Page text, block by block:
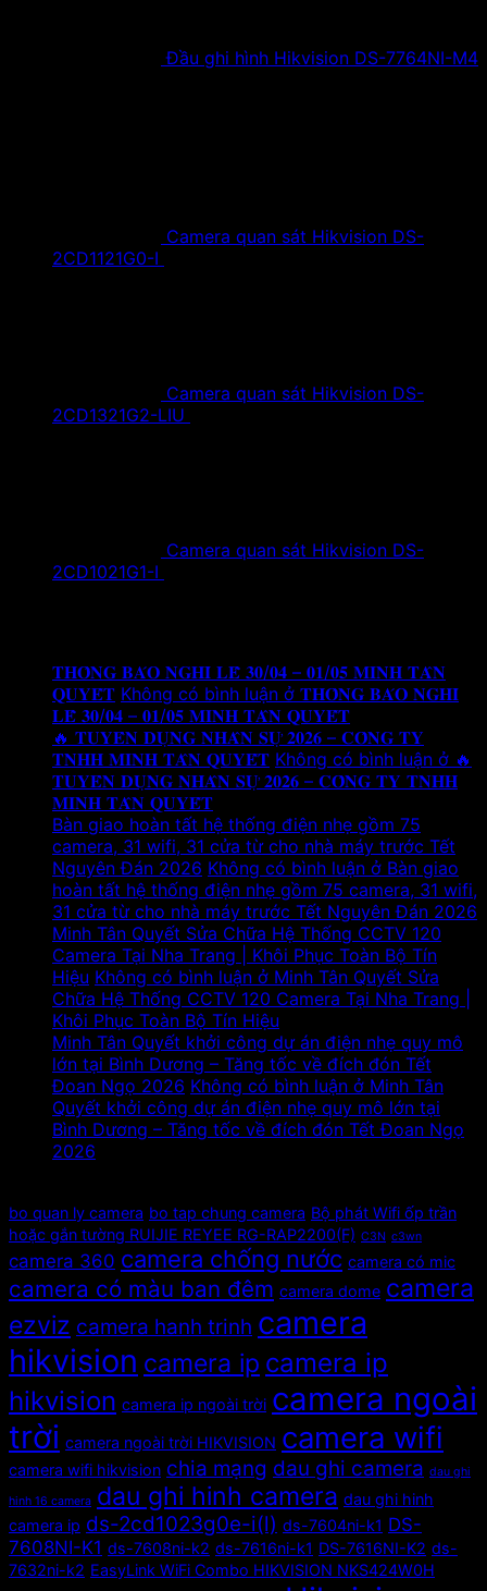
Đầu ghi hình Hikvision DS-7764NI-M4
Camera quan sát Hikvision DS-
2CD1121G0-I
Camera quan sát Hikvision DS-
2CD1321G2-LIU
Camera quan sát Hikvision DS-
2CD1021G1-I
𝐓𝐇𝐎̂𝐍𝐆 𝐁𝐀́𝐎 𝐍𝐆𝐇𝐈̉ 𝐋𝐄̂̃ 𝟑𝟎/𝟎𝟒 – 𝟎𝟏/𝟎𝟓 𝐌𝐈𝐍𝐇 𝐓𝐀̂𝐍
𝐐𝐔𝐘𝐄̂́𝐓 Không có bình luận ở 𝐓𝐇𝐎̂𝐍𝐆 𝐁𝐀́𝐎 𝐍𝐆𝐇𝐈̉
𝐋𝐄̂̃ 𝟑𝟎/𝟎𝟒 – 𝟎𝟏/𝟎𝟓 𝐌𝐈𝐍𝐇 𝐓𝐀̂𝐍 𝐐𝐔𝐘𝐄̂́𝐓
🔥 𝐓𝐔𝐘𝐄̂̉𝐍 𝐃𝐔̣𝐍𝐆 𝐍𝐇𝐀̂𝐍 𝐒𝐔̛̣ 𝟐𝟎𝟐𝟔 – 𝐂𝐎̂𝐍𝐆 𝐓𝐘
𝐓𝐍𝐇𝐇 𝐌𝐈𝐍𝐇 𝐓𝐀̂𝐍 𝐐𝐔𝐘𝐄̂́𝐓 Không có bình luận ở 🔥
𝐓𝐔𝐘𝐄̂̉𝐍 𝐃𝐔̣𝐍𝐆 𝐍𝐇𝐀̂𝐍 𝐒𝐔̛̣ 𝟐𝟎𝟐𝟔 – 𝐂𝐎̂𝐍𝐆 𝐓𝐘 𝐓𝐍𝐇𝐇
𝐌𝐈𝐍𝐇 𝐓𝐀̂𝐍 𝐐𝐔𝐘𝐄̂́𝐓
Bàn giao hoàn tất hệ thống điện nhẹ gồm 75
camera, 31 wifi, 31 cửa từ cho nhà máy trước Tết
Nguyên Đán 2026 Không có bình luận ở Bàn giao
hoàn tất hệ thống điện nhẹ gồm 75 camera, 31 wifi,
31 cửa từ cho nhà máy trước Tết Nguyên Đán 2026
Minh Tân Quyết Sửa Chữa Hệ Thống CCTV 120
Camera Tại Nha Trang | Khôi Phục Toàn Bộ Tín
Hiệu Không có bình luận ở Minh Tân Quyết Sửa
Chữa Hệ Thống CCTV 120 Camera Tại Nha Trang |
Khôi Phục Toàn Bộ Tín Hiệu
Minh Tân Quyết khởi công dự án điện nhẹ quy mô
lớn tại Bình Dương – Tăng tốc về đích đón Tết
Đoan Ngọ 2026 Không có bình luận ở Minh Tân
Quyết khởi công dự án điện nhẹ quy mô lớn tại
Bình Dương – Tăng tốc về đích đón Tết Đoan Ngọ
2026
bo quan ly camera bo tap chung camera Bộ phát Wifi ốp trần
hoặc gắn tường RUIJIE REYEE RG-RAP2200(F) C3N c3wn
camera 360 camera chống nước camera có mic
camera có màu ban đêm camera dome camera
ezviz camera hanh trinh camera
hikvision camera ip camera ip
hikvision camera ip ngoài trời camera ngoài
trời camera ngoài trời HIKVISION camera wifi
camera wifi hikvision chia mạng dau ghi camera dau ghi
hinh 16 camera dau ghi hinh camera dau ghi hinh
camera ip ds-2cd1023g0e-i(l) ds-7604ni-k1 DS-
7608NI-K1 ds-7608ni-k2 ds-7616ni-k1 DS-7616NI-K2 ds-
7632ni-k2 EasyLink WiFi Combo HIKVISION NKS424W0H